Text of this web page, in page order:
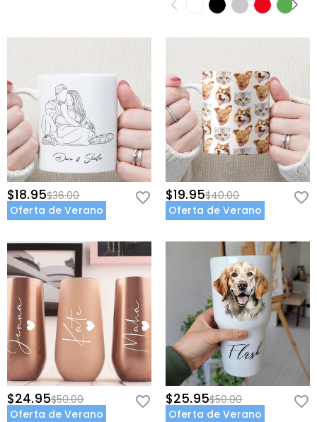
$18.95$36.00
Oferta de Verano
$19.95$40.00
Oferta de Verano
$24.95$50.00
Oferta de Verano
$25.95$50.00
Oferta de Verano